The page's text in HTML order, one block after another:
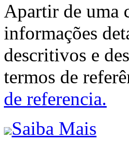
Apartir de uma
informações
descritivos e
termos de
de referencia.
Saiba Mais